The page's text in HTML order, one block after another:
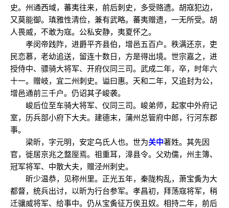
史。州通西域，蕃夷往来，前后刺史，多受赂遗。胡寇犯边，
又莫能御。瑱雅性清俭，兼有武略。蕃夷赠遗，一无所受。胡
人畏威，不敢为寇。公私安静，夷夏怀之。
孝闵帝践阼，进爵平齐县伯，增邑五百户。秩满还京，吏
民恋慕，老幼追送，留连十数日，方是得出境。世宗嘉之，进
授侍中、骠骑大将军、开府仪同三司。武成二年，卒，时年六
十一。赠岐，宜二州刺史。谥曰惠。天和二年，又追封为公，
增邑通前三千户。仍诏其子峻袭。
峻后位至车骑大将军、仪同三司。峻弟师，起家中外府记
室，历兵部小府下大夫。建德末，蒲州总管府中郎，行河东郡
事。
梁昕，字元明，安定乌氏人也。世为关中著姓。其先因
官，徙居京兆之盩厔焉。祖重耳，漳县令。父劝儒，州主簿、
冠军将军、中散大夫，赠泾州刺史。
昕少温恭，见称州里。正光五年，秦陇构乱，萧宝夤为大
都督，统兵出讨，以昕为行台参军。孝昌初，拜荡寇将军，稍
迁骧威将军、给事中。仍从宝夤征万俟丑奴。相持二年，前后